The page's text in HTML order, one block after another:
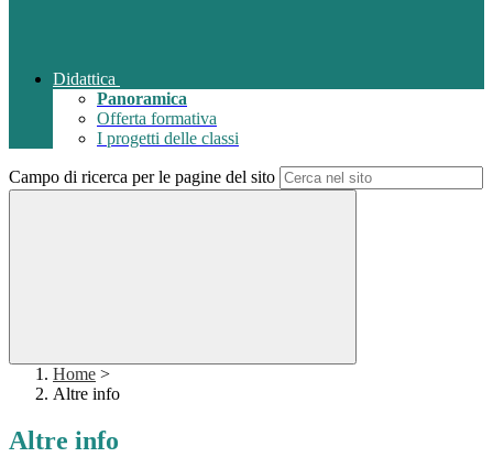
Didattica
Panoramica
Offerta formativa
I progetti delle classi
Campo di ricerca per le pagine del sito
Home >
Altre info
Altre info